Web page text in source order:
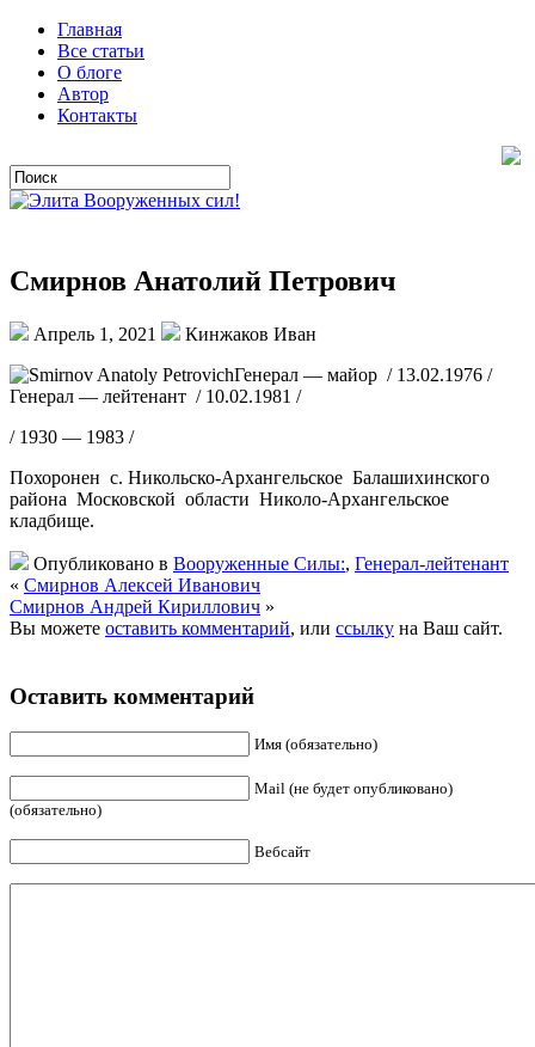
Главная
Все статьи
О блоге
Автор
Контакты
Смирнов Анатолий Петрович
Апрель 1, 2021
Кинжаков Иван
Генерал — майор / 13.02.1976 /
Генерал — лейтенант / 10.02.1981 /
/ 1930 — 1983 /
Похоронен с. Никольско-Архангельское Балашихинского
района Московской области Николо-Архангельское
кладбище.
Опубликовано в Вооруженные Силы:, Генерал-лейтенант
« Смирнов Алексей Иванович
Смирнов Андрей Кириллович »
Вы можете оставить комментарий, или ссылку на Ваш сайт.
Оставить комментарий
Имя (обязательно)
Mail (не будет опубликовано)
(обязательно)
Вебсайт